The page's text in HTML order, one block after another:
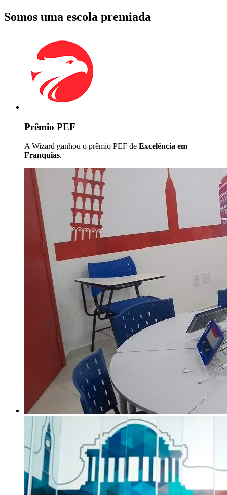
Somos uma escola premiada
Prêmio PEF
A Wizard ganhou o prêmio PEF de Excelência em
Franquias.